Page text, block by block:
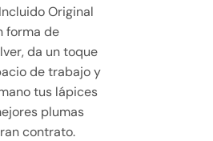
Original
forma de
da un toque
de trabajo y
tus lápices
plumas
contrato.